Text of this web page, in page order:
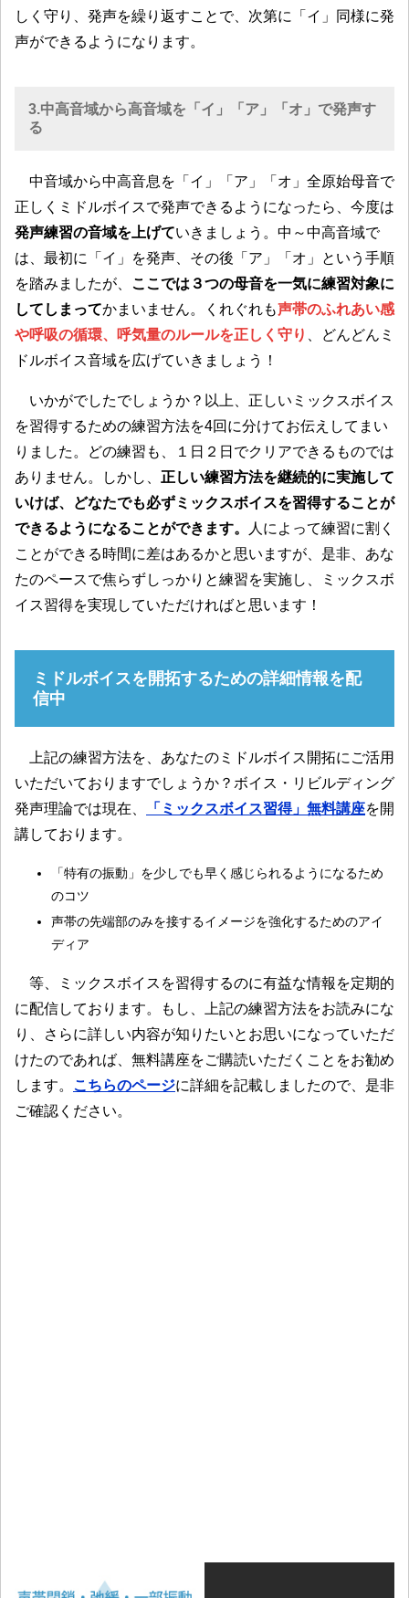
しく守り、発声を繰り返すことで、次第に「イ」同様に発
声ができるようになります。
3.中高音域から高音域を「イ」「ア」「オ」で発声す
る
中音域から中高音息を「イ」「ア」「オ」全原始母音で
正しくミドルボイスで発声できるようになったら、今度は
発声練習の音域を上げていきましょう。中～中高音域で
は、最初に「イ」を発声、その後「ア」「オ」という手順
を踏みましたが、 ここでは３つの母音を一気に練習対象に
してしまってかまいません。くれぐれも声帯のふれあい感
や呼吸の循環、呼気量のルールを正しく守り
、どんどんミ
ドルボイス音域を広げていきましょう！
いかがでしたでしょうか？以上、正しいミックスボイス
を習得するための練習方法を4回に分けてお伝えしてまい
りました。どの練習も、１日２日でクリアできるものでは
ありません。しかし、 正しい練習方法を継続的に実施して
いけば、どなたでも必ずミックスボイスを習得することが
できるようになることができます。
人によって練習に割く
ことができる時間に差はあるかと思いますが、是非、あな
たのペースで焦らずしっかりと練習を実施し、ミックスボ
イス習得を実現していただければと思います！
ミドルボイスを開拓するための詳細情報を配
信中
上記の練習方法を、あなたのミドルボイス開拓にご活用
いただいておりますでしょうか？ボイス・リビルディング
発声理論では現在、
「ミックスボイス習得」無料講座を開
講しております。
「特有の振動」を少しでも早く感じられるようになるため
のコツ
声帯の先端部のみを接するイメージを強化するためのアイ
ディア
等、ミックスボイスを習得するのに有益な情報を定期的
に配信しております。もし、上記の練習方法をお読みにな
り、さらに詳しい内容が知りたいとお思いになっていただ
けたのであれば、無料講座をご購読いただくことをお勧め
します。 こちらのページに詳細を記載しましたので、是非
ご確認ください。